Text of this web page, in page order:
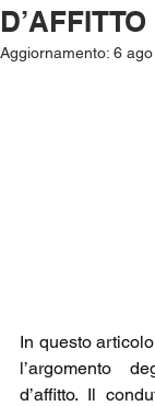
D’AFFITTO
Aggiornamento: 6
In questo
l’argomento
d’affitto. Il